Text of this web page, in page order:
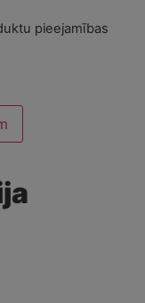
pieejamības